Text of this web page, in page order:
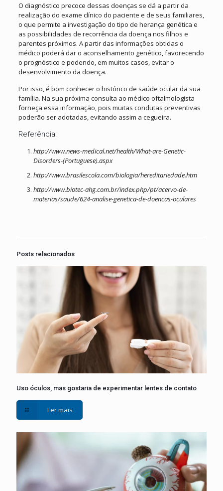
O diagnóstico precoce dessas doenças se dá a partir da
realização do exame clínico do paciente e de seus familiares,
o que permite a investigação do tipo de herança genética e
as possibilidades de recorrência da doença nos filhos e
parentes próximos. A partir das informações obtidas o
médico poderá dar o aconselhamento genético, favorecendo
o prognóstico e podendo, em muitos casos, evitar o
desenvolvimento da doença.
Por isso, é bom conhecer o histórico de saúde ocular da sua
família. Na sua próxima consulta ao médico oftalmologista
forneça essa informação, pois muitas condutas preventivas
poderão ser adotadas, evitando assim a cegueira.
Referência:
http://www.news-medical.net/health/What-are-Genetic-
Disorders-(Portuguese).aspx
http://www.brasilescola.com/biologia/hereditariedade.htm
http://www.biotec-ahg.com.br/index.php/pt/acervo-de-
materias/saude/624-analise-genetica-de-doencas-oculares
Posts relacionados
Uso óculos, mas gostaria de experimentar lentes de contato
Ler mais